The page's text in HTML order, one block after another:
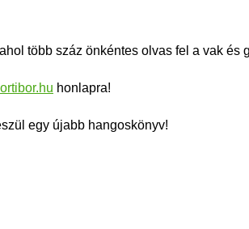
több száz önkéntes olvas fel a vak és
honlapra!
egy újabb hangoskönyv!